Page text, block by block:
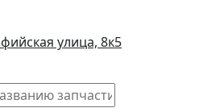
улица, 8к5